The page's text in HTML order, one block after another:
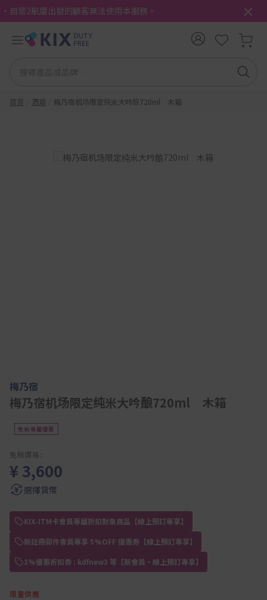
・自第2航廈出發的顧客無法使用本服務。
首頁 酒類 梅乃宿机场限定纯米大吟酿720ml 木箱
梅乃宿
梅乃宿机场限定纯米大吟酿720ml 木箱
免稅專屬優惠
¥ 3,600
選擇貨幣
KIX-ITM卡會員專屬折扣對象商品【線上預訂專享】
新註冊郵件會員專享 5%OFF 優惠券【線上預訂專享】
3%優惠折扣券 : kdfnew3 等【新會員・線上預訂專享】
限量供應